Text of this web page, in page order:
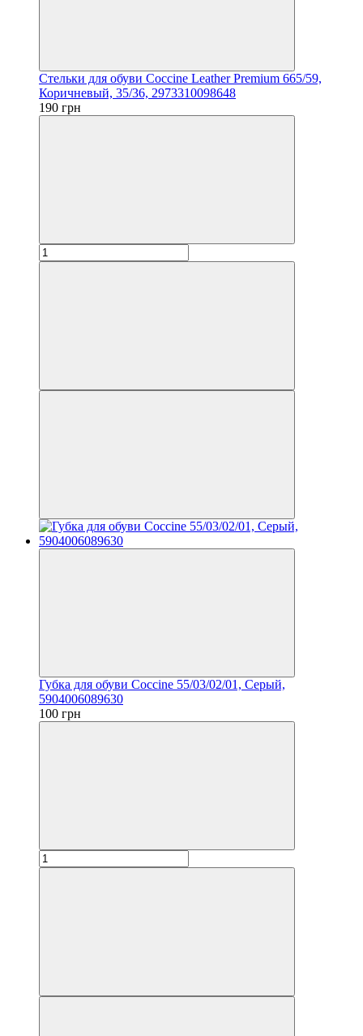
Стельки для обуви Coccine Leather Premium 665/59,
Коричневый, 35/36, 2973310098648
190 грн
Губка для обуви Coccine 55/03/02/01, Серый,
5904006089630
100 грн